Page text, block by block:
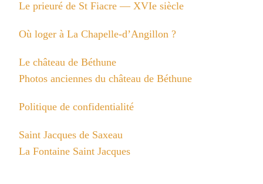
Le prieuré de St Fiacre — XVIe siècle
Où loger à La Chapelle-d’Angillon ?
Le château de Béthune
Photos anciennes du château de Béthune
Politique de confidentialité
Saint Jacques de Saxeau
La Fontaine Saint Jacques